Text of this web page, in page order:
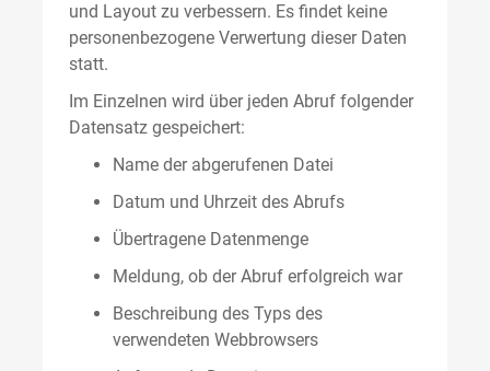
und Layout zu verbessern. Es findet keine
personenbezogene Verwertung dieser Daten
statt.
Im Einzelnen wird über jeden Abruf folgender
Datensatz gespeichert:
Name der abgerufenen Datei
Datum und Uhrzeit des Abrufs
Übertragene Datenmenge
Meldung, ob der Abruf erfolgreich war
Beschreibung des Typs des
verwendeten Webbrowsers